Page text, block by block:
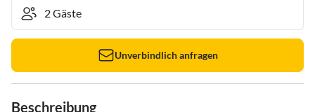
Unverbindlich anfragen
Beschreibung